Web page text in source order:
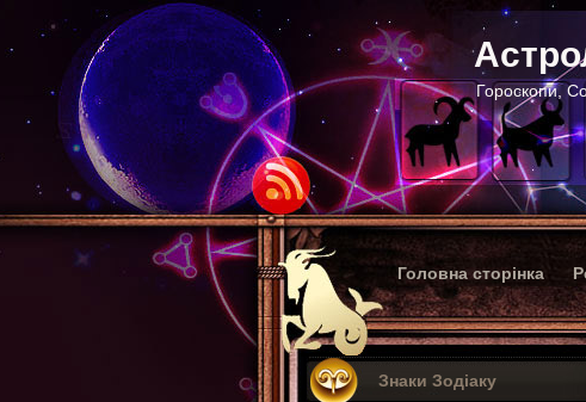
Гороскопи,
Головна сторінка
Знаки Зодіаку